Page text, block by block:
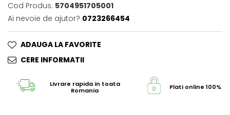
Cod Produs: 5704951705001
Ai nevoie de ajutor? 0723266454
ADAUGA LA FAVORITE
CERE INFORMATII
Livrare rapida in toata
Romania
Plati online 100%